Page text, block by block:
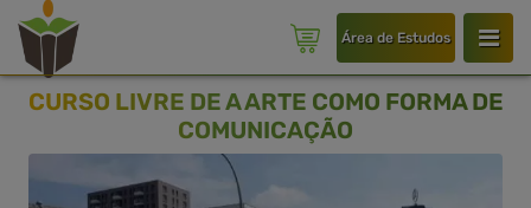
Área de Estudos
CURSO LIVRE DE A ARTE COMO FORMA DE
COMUNICAÇÃO